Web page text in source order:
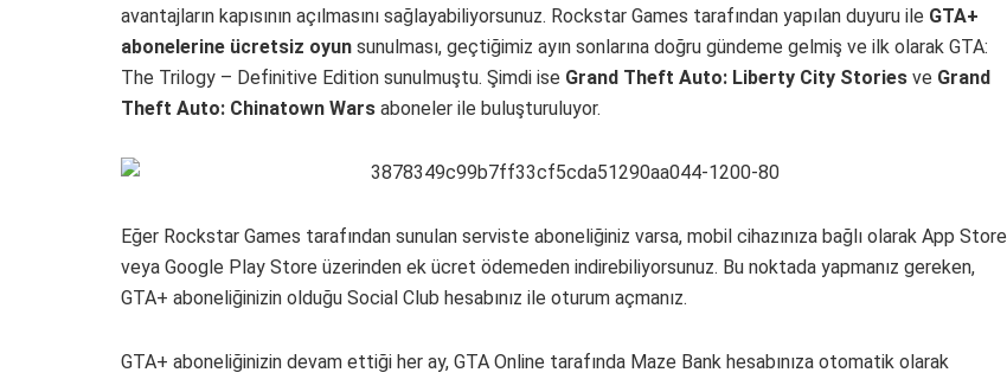
avantajların kapısının açılmasını sağlayabiliyorsunuz. Rockstar Games tarafından yapılan duyuru ile GTA+
abonelerine ücretsiz oyun sunulması, geçtiğimiz ayın sonlarına doğru gündeme gelmiş ve ilk olarak GTA:
The Trilogy – Definitive Edition sunulmuştu. Şimdi ise Grand Theft Auto: Liberty City Stories ve Grand
Theft Auto: Chinatown Wars aboneler ile buluşturuluyor.
Eğer Rockstar Games tarafından sunulan serviste aboneliğiniz varsa, mobil cihazınıza bağlı olarak App Store
veya Google Play Store üzerinden ek ücret ödemeden indirebiliyorsunuz. Bu noktada yapmanız gereken,
GTA+ aboneliğinizin olduğu Social Club hesabınız ile oturum açmanız.
GTA+ aboneliğinizin devam ettiği her ay, GTA Online tarafında Maze Bank hesabınıza otomatik olarak